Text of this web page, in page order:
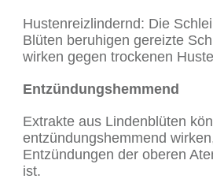
Hustenreizlindernd: Die
Blüten beruhigen gereizte
wirken gegen trockenen
Entzündungshemmend
Extrakte aus Lindenblüten
entzündungshemmend
Entzündungen der oberen
ist.